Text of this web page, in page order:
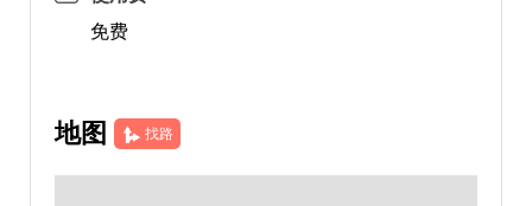
免费
地图 找路